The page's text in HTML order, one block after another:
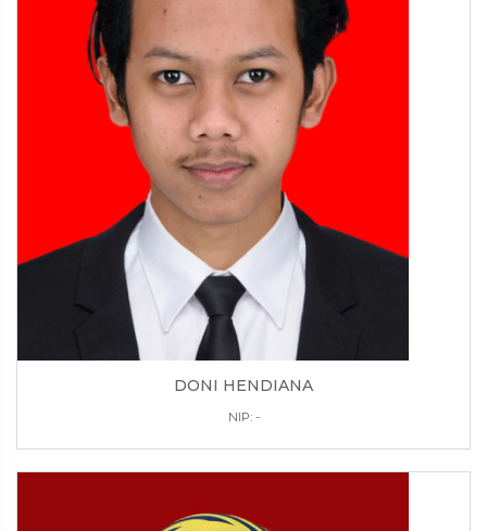
DONI HENDIANA
NIP: -